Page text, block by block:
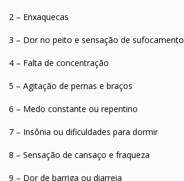
2 – Enxaquecas
3 – Dor no peito e sensação de sufocamento
4 – Falta de concentração
5 – Agitação de pernas e braços
6 – Medo constante ou repentino
7 – Insônia ou dificuldades para dormir
8 – Sensação de cansaço e fraqueza
9 – Dor de barriga ou diarreia